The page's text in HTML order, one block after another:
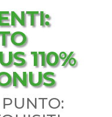
110%